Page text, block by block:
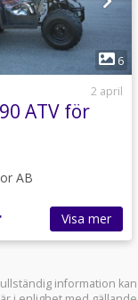
1
6
2 april
ATV för
AB
Visa mer
information kan